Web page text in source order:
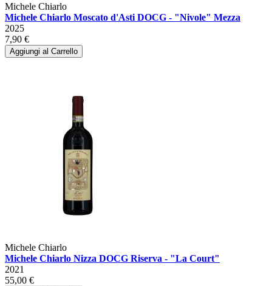
Michele Chiarlo
Michele Chiarlo Moscato d'Asti DOCG - "Nivole" Mezza
2025
7,90 €
Aggiungi al Carrello
Michele Chiarlo
Michele Chiarlo Nizza DOCG Riserva - "La Court"
2021
55,00 €